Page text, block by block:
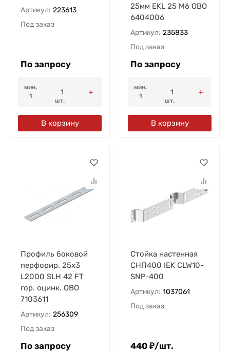
Артикул: 223613
Под заказ
По запросу
мин.
1
шт.
В корзину
25мм EKL 25 M6 OBO
6404006
Артикул: 235833
Под заказ
По запросу
мин.
1
шт.
В корзину
Профиль боковой
перфорир. 25х3
L2000 SLH 42 FT
гор. оцинк. OBO
7103611
Артикул: 256309
Под заказ
По запросу
Стойка настенная
СНП400 IEK CLW10-
SNP-400
Артикул: 1037061
Под заказ
440 ₽/шт.